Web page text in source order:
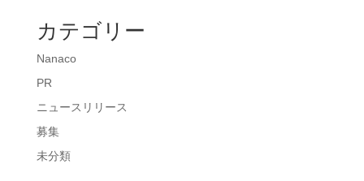
カテゴリー
Nanaco
PR
ニュースリリース
募集
未分類